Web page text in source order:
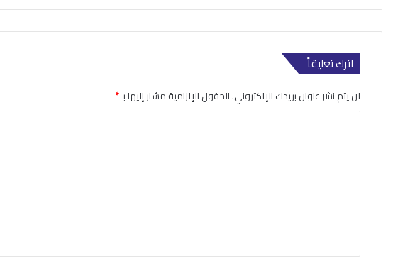
اترك تعليقاً
لن يتم نشر عنوان بريدك الإلكتروني.الحقول الإلزامية مشار إليها بـ*